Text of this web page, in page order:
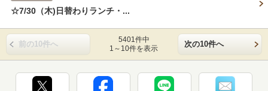
☆7/30（木)日替わりランチ・...
前の10件へ
5401件中
1～10件を表示
次の10件へ